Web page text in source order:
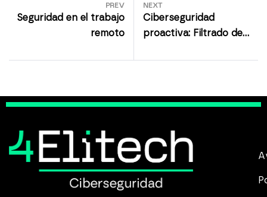
PREV
Seguridad en el trabajo
remoto
NEXT
Ciberseguridad
proactiva: Filtrado de